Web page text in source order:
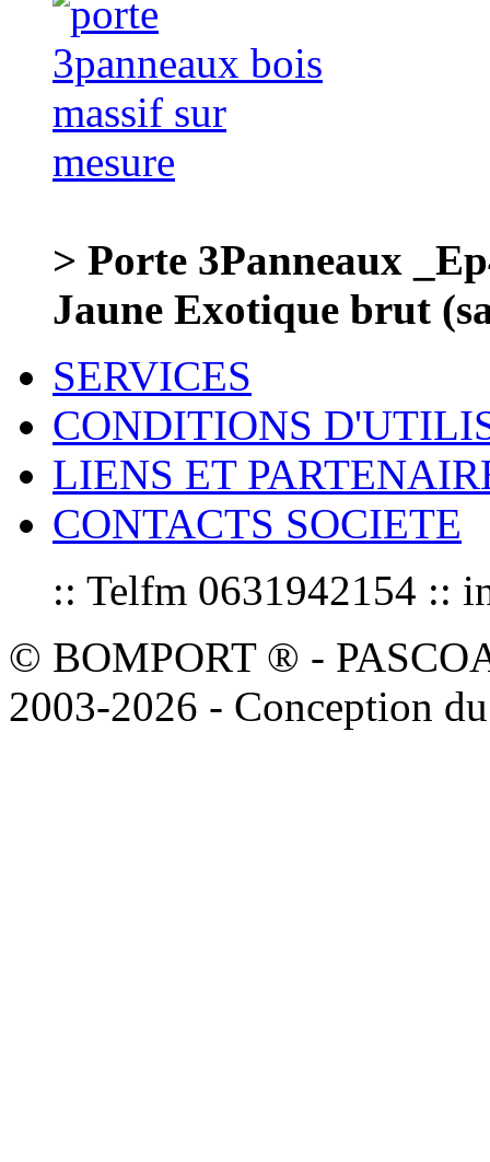
> Porte 3Panneaux
Jaune Exotique brut
SERVICES
CONDITIONS
LIENS ET
CONTACTS SOCIETE
:: Telfm 0631942154 ::
© BOMPORT ® -
2003-2026 - Conception